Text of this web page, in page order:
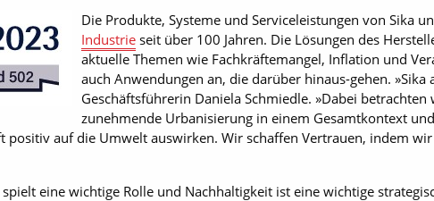
Die Produkte, Systeme und Serviceleistungen von Sika
Industrie seit über 100 Jahren. Die Lösungen des
aktuelle Themen wie Fachkräftemangel, Inflation und
auch Anwendungen an, die darüber hinaus-gehen.
Geschäftsführerin Daniela Schmiedle. »Dabei
zunehmende Urbanisierung in einem Gesamtkontext
positiv auf die Umwelt auswirken. Wir schaffen Vertrauen, indem
eine wichtige Rolle und Nachhaltigkeit ist eine wichtige